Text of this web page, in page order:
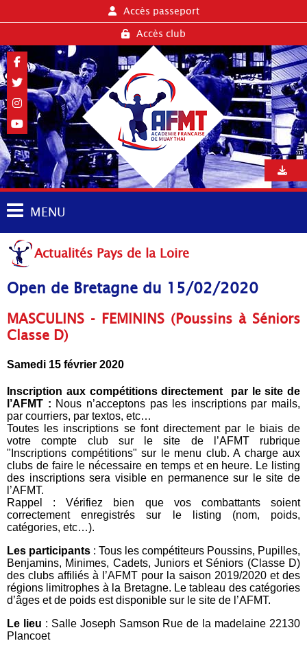
Accès passeport
Accès club
MENU
Actualités Pays de la Loire
Open de Bretagne du 15/02/2020
MASCULINS - FEMININS (Poussins à Séniors
Classe D)
Samedi 15 février 2020
Inscription aux compétitions directement par le site de
l’AFMT : Nous n’acceptons pas les inscriptions par mails,
par courriers, par textos, etc…
Toutes les inscriptions se font directement par le biais de
votre compte club sur le site de l’AFMT rubrique
"Inscriptions compétitions" sur le menu club. A charge aux
clubs de faire le nécessaire en temps et en heure. Le listing
des inscriptions sera visible en permanence sur le site de
l’AFMT.
Rappel : Vérifiez bien que vos combattants soient
correctement enregistrés sur le listing (nom, poids,
catégories, etc…).
Les participants : Tous les compétiteurs Poussins, Pupilles,
Benjamins, Minimes, Cadets, Juniors et Séniors (Classe D)
des clubs affiliés à l’AFMT pour la saison 2019/2020 et des
régions limitrophes à la Bretagne. Le tableau des catégories
d’âges et de poids est disponible sur le site de l’AFMT.
Le lieu : Salle Joseph Samson Rue de la madelaine 22130
Plancoet